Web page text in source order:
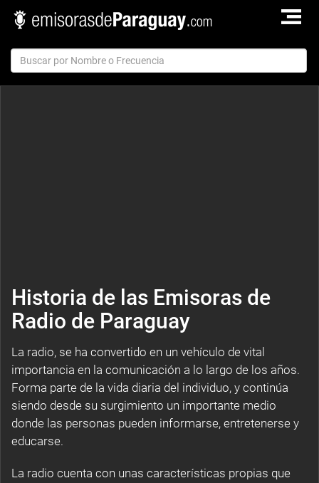
TOGGLE
Historia de las Emisoras de
Radio de Paraguay
La radio, se ha convertido en un vehículo de vital
importancia en la comunicación a lo largo de los años.
Forma parte de la vida diaria del individuo, y continúa
siendo desde su surgimiento un importante medio
donde las personas pueden informarse, entretenerse y
educarse.
La radio cuenta con unas características propias que